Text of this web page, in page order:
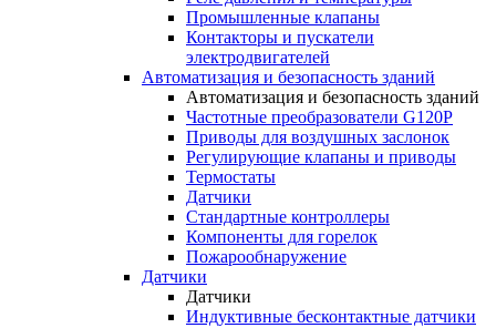
Промышленные клапаны
Контакторы и пускатели
электродвигателей
Автоматизация и безопасность зданий
Автоматизация и безопасность зданий
Частотные преобразователи G120P
Приводы для воздушных заслонок
Регулирующие клапаны и приводы
Термостаты
Датчики
Стандартные контроллеры
Компоненты для горелок
Пожарообнаружение
Датчики
Датчики
Индуктивные бесконтактные датчики